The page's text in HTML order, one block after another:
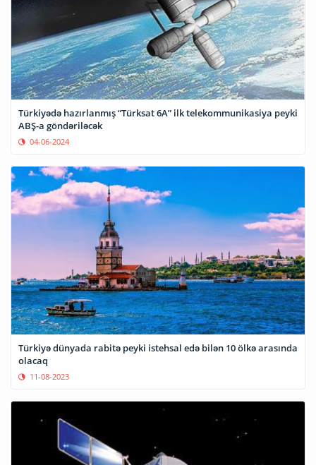
Türkiyədə hazırlanmış “Türksat 6A” ilk telekommunikasiya peyki
ABŞ-a göndəriləcək
04-06-2024
Türkiyə dünyada rabitə peyki istehsal edə bilən 10 ölkə arasında
olacaq
11-08-2023